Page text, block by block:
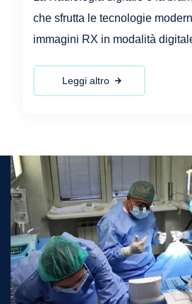
che sfrutta le tecnologie
immagini RX in modalità
Leggi altro